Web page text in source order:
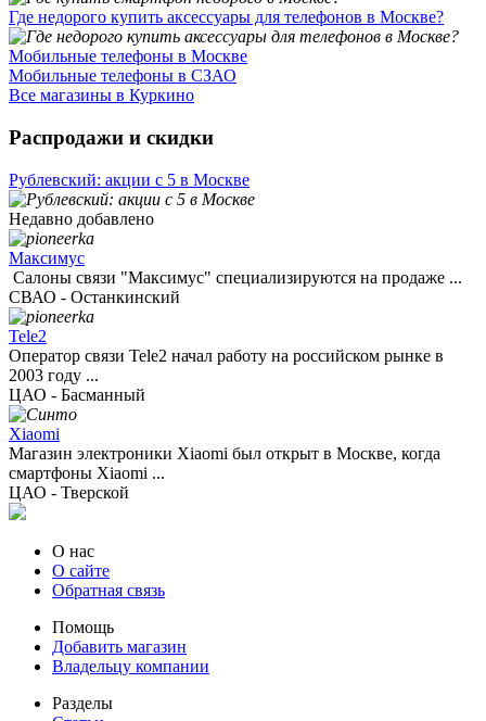
Где недорого купить аксессуары для телефонов в Москве?
Мобильные телефоны в Москве
Мобильные телефоны в СЗАО
Все магазины в Куркино
Распродажи и скидки
Рублевский: акции с 5 в Москве
Недавно добавлено
Максимус
Салоны связи "Максимус" специализируются на продаже ...
СВАО - Останкинский
Tele2
Оператор связи Tele2 начал работу на российском рынке в
2003 году ...
ЦАО - Басманный
Xiaomi
Магазин электроники Xiaomi был открыт в Москве, когда
смартфоны Xiaomi ...
ЦАО - Тверской
О нас
О сайте
Обратная связь
Помощь
Добавить магазин
Владельцу компании
Разделы